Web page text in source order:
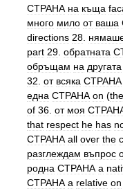
СТРАНА на къща
много мило от ваша
directions 28
part 29 обратната
обръщам на другата
32 от всяка СТРАНА
една СТРАНА on (the
of 36 от моя
that respect he has
СТРАНА all over the
разглеждам въпрос
родна СТРАНА a
СТРАНА a relative on